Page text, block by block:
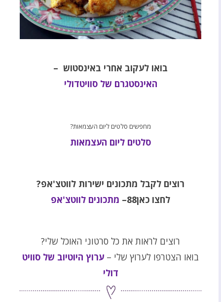
בואו לעקוב אחרי באינסטוש –
האינסטגרם של סוויטדולי
מחפשים סלטים ליום העצמאות?
סלטים ליום העצמאות
רוצים לקבל מתכונים ישירות לווטצ'אפ?
לחצו כאן88–
מתכונים לווטצ'אפ
רוצים לראות את כל סרטוני האוכל שלי?
בואו הצטרפו לערוץ שלי – ערוץ היוטיוב של סוויט
דולי